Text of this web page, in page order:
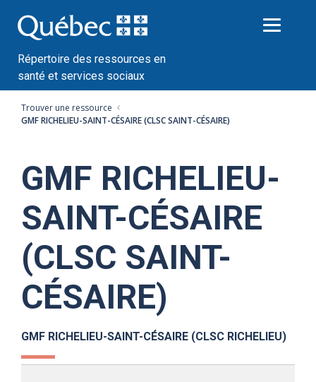
au
contenu
Répertoire des ressources en
santé et services sociaux
Trouver une ressource
GMF RICHELIEU-SAINT-CÉSAIRE (CLSC SAINT-CÉSAIRE)
GMF RICHELIEU-
SAINT-CÉSAIRE
(CLSC SAINT-
CÉSAIRE)
GMF RICHELIEU-SAINT-CÉSAIRE (CLSC RICHELIEU)